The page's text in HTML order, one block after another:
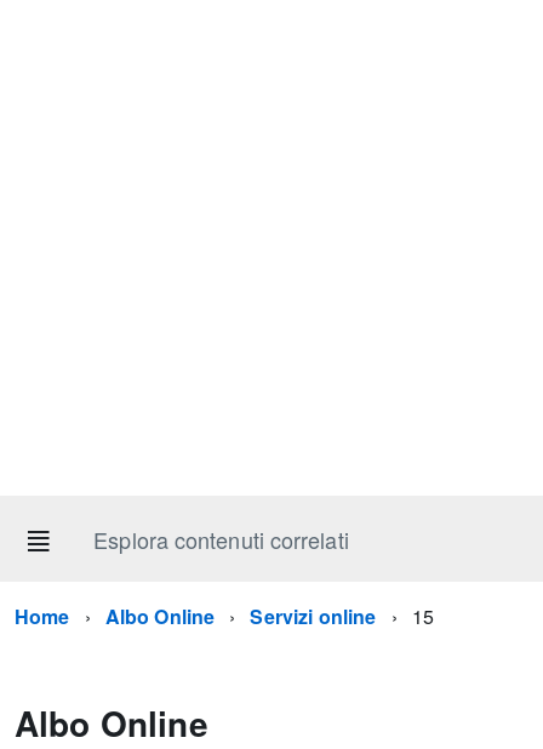
Esplora contenuti correlati
Home Albo Online Servizi online 15
Albo Online